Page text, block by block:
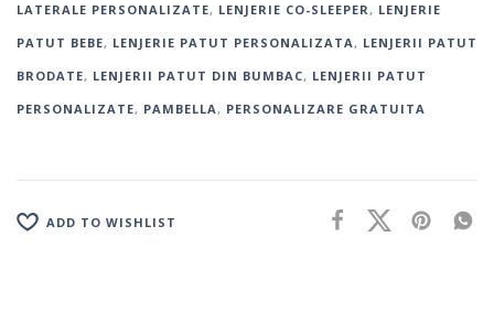
LATERALE PERSONALIZATE, LENJERIE CO-SLEEPER, LENJERIE
PATUT BEBE, LENJERIE PATUT PERSONALIZATA, LENJERII PATUT
BRODATE, LENJERII PATUT DIN BUMBAC, LENJERII PATUT
PERSONALIZATE, PAMBELLA, PERSONALIZARE GRATUITA
ADD TO WISHLIST